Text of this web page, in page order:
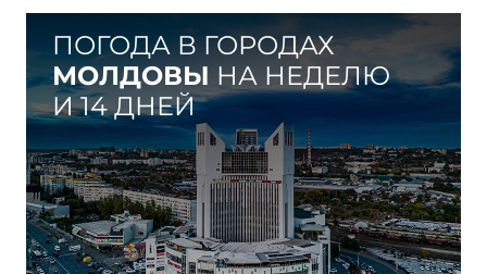
ПОГОДА В ГОРОДАХ
МОЛДОВЫ НА НЕДЕЛЮ
И 14 ДНЕЙ